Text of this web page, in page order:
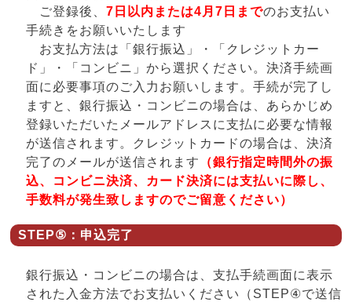
ご登録後、 7日以内または4月7日までのお支払い
手続きをお願いいたします
お支払方法は「銀行振込」・「クレジットカー
ド」・「コンビニ」から選択ください。決済手続画
面に必要事項のご入力お願いします。手続が完了し
ますと、銀行振込・コンビニの場合は、あらかじめ
登録いただいたメールアドレスに支払に必要な情報
が送信されます。クレジットカードの場合は、決済
完了のメールが送信されます
（銀行指定時間外の振
込、コンビニ決済、カード決済には支払いに際し、
手数料が発生致しますのでご留意ください）
STEP⑤：申込完了
銀行振込・コンビニの場合は、支払手続画面に表示
された入金方法でお支払いください（STEP④で送信